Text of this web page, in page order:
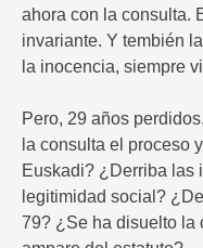
ahora con la consulta.
invariante. Y tembién
la inocencia, siempre
Pero, 29 años
la consulta el proceso
Euskadi? ¿Derriba las
legitimidad social?
79? ¿Se ha disuelto la